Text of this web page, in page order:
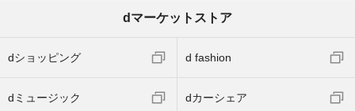
dマーケットストア
dショッピング d fashion
dミュージック dカーシェア